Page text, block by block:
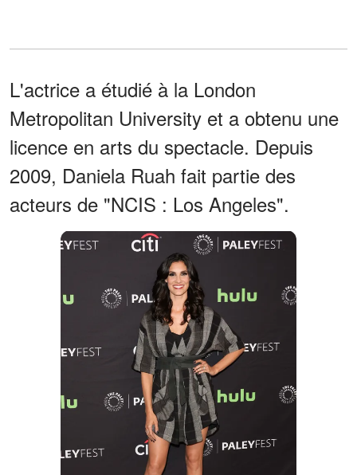
L'actrice a étudié à la London
Metropolitan University et a obtenu une
licence en arts du spectacle. Depuis
2009, Daniela Ruah fait partie des
acteurs de "NCIS : Los Angeles".